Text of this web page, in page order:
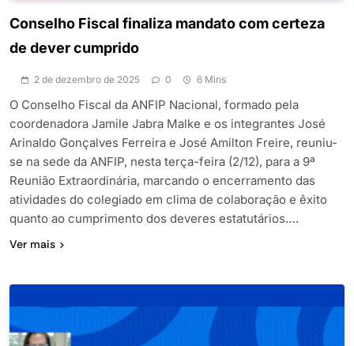
Conselho Fiscal finaliza mandato com certeza
de dever cumprido
2 de dezembro de 2025 0 6 Mins
O Conselho Fiscal da ANFIP Nacional, formado pela
coordenadora Jamile Jabra Malke e os integrantes José
Arinaldo Gonçalves Ferreira e José Amilton Freire, reuniu-
se na sede da ANFIP, nesta terça-feira (2/12), para a 9ª
Reunião Extraordinária, marcando o encerramento das
atividades do colegiado em clima de colaboração e êxito
quanto ao cumprimento dos deveres estatutários….
Ver mais